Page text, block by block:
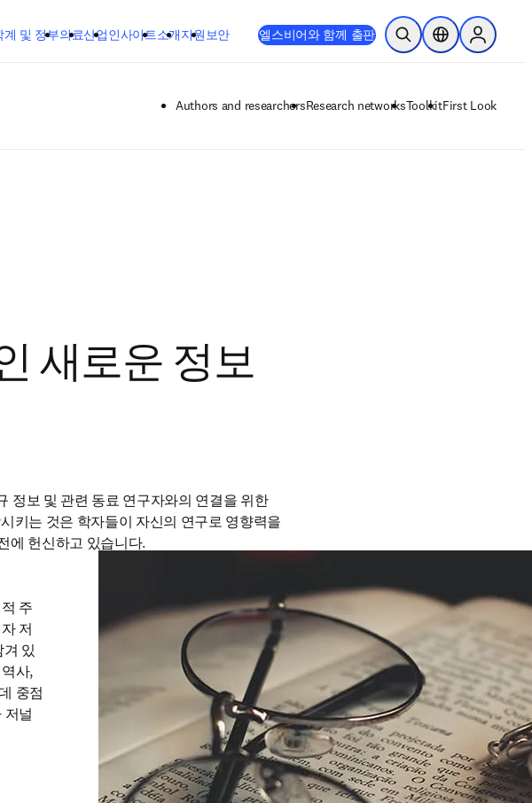
계 및 정부의료산업인사이트소개지원 보안 엘스비어와 함께 출판 검색 열기위치 선택기Sign in to
Authors and researchersResearch networksToolkitFirst Look
새로운 정보
정보 및 관련 동료 연구자와의 연결을 위한
키는 것은 학자들이 자신의 연구로 영향력을
에 헌신하고 있습니다.
주
저
있
사,
중점
저널